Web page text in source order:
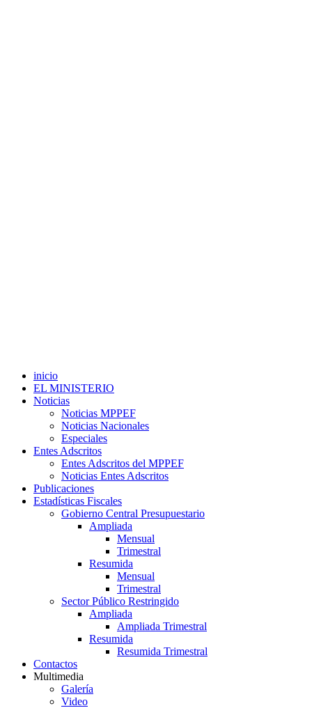
inicio
EL MINISTERIO
Noticias
Noticias MPPEF
Noticias Nacionales
Especiales
Entes Adscritos
Entes Adscritos del MPPEF
Noticias Entes Adscritos
Publicaciones
Estadísticas Fiscales
Gobierno Central Presupuestario
Ampliada
Mensual
Trimestral
Resumida
Mensual
Trimestral
Sector Público Restringido
Ampliada
Ampliada Trimestral
Resumida
Resumida Trimestral
Contactos
Multimedia
Galería
Video